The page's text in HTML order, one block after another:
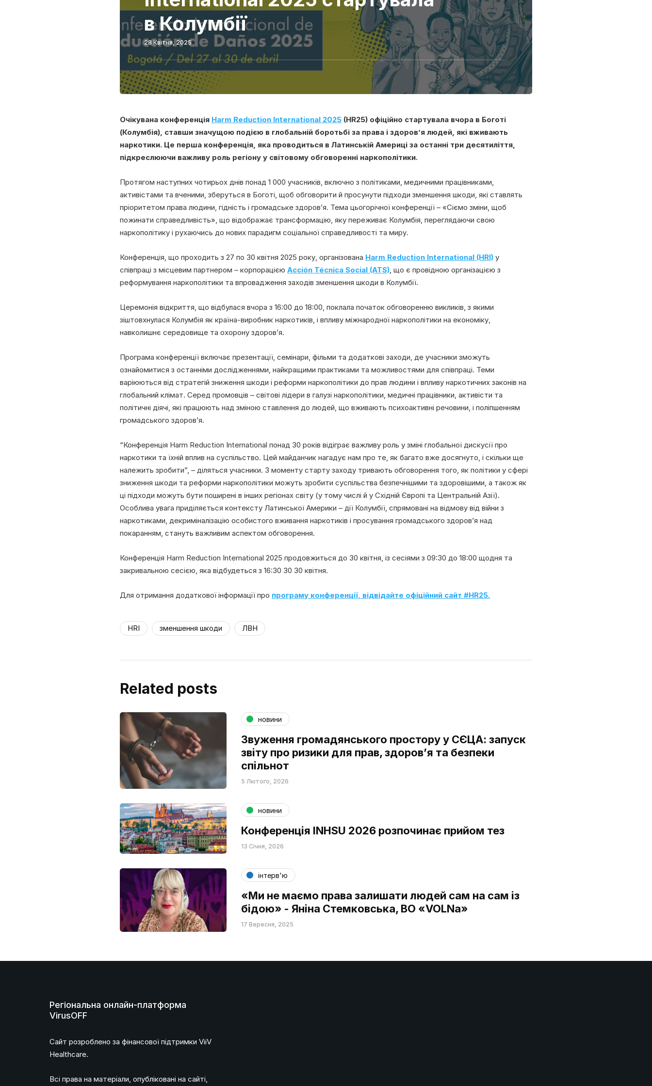
в Колумбії
28 Квітня, 2025
Очікувана конференція Harm Reduction International 2025 (HR25) офіційно стартувала вчора в Боготі
(Колумбія), ставши значущою подією в глобальній боротьбі за права і здоров’я людей, які вживають
наркотики. Це перша конференція, яка проводиться в Латинській Америці за останні три десятиліття,
підкреслюючи важливу роль регіону у світовому обговоренні наркополітики.
Протягом наступних чотирьох днів понад 1 000 учасників, включно з політиками, медичними працівниками,
активістами та вченими, зберуться в Боготі, щоб обговорити й просунути підходи зменшення шкоди, які ставлять
пріоритетом права людини, гідність і громадське здоров’я. Тема цьогорічної конференції – «Сіємо зміни, щоб
пожинати справедливість», що відображає трансформацію, яку переживає Колумбія, переглядаючи свою
наркополітику і рухаючись до нових парадигм соціальної справедливості та миру.
Конференція, що проходить з 27 по 30 квітня 2025 року, організована Harm Reduction International (HRI) у
співпраці з місцевим партнером – корпорацією Acción Técnica Social (ATS), що є провідною організацією з
реформування наркополітики та впровадження заходів зменшення шкоди в Колумбії.
Церемонія відкриття, що відбулася вчора з 16:00 до 18:00, поклала початок обговоренню викликів, з якими
зіштовхнулася Колумбія як країна-виробник наркотиків, і впливу міжнародної наркополітики на економіку,
навколишнє середовище та охорону здоров’я.
Програма конференції включає презентації, семінари, фільми та додаткові заходи, де учасники зможуть
ознайомитися з останніми дослідженнями, найкращими практиками та можливостями для співпраці. Теми
варіюються від стратегій зниження шкоди і реформи наркополітики до прав людини і впливу наркотичних законів на
глобальний клімат. Серед промовців – світові лідери в галузі наркополітики, медичні працівники, активісти та
політичні діячі, які працюють над зміною ставлення до людей, що вживають психоактивні речовини, і поліпшенням
громадського здоров’я.
“Конференція Harm Reduction International понад 30 років відіграє важливу роль у зміні глобальної дискусії про
наркотики та їхній вплив на суспільство. Цей майданчик нагадує нам про те, як багато вже досягнуто, і скільки ще
належить зробити”, – діляться учасники. З моменту старту заходу тривають обговорення того, як політики у сфері
зниження шкоди та реформи наркополітики можуть зробити суспільства безпечнішими та здоровішими, а також як
ці підходи можуть бути поширені в інших регіонах світу (у тому числі й у Східній Європі та Центральній Азії).
Особлива увага приділяється контексту Латинської Америки – дії Колумбії, спрямовані на відмову від війни з
наркотиками, декриміналізацію особистого вживання наркотиків і просування громадського здоров’я над
покаранням, стануть важливим аспектом обговорення.
Конференція Harm Reduction International 2025 продовжиться до 30 квітня, із сесіями з 09:30 до 18:00 щодня та
закривальною сесією, яка відбудеться з 16:30 30 30 квітня.
Для отримання додаткової інформації про програму конференції, відвідайте офіційний сайт #HR25.
HRI зменшення шкоди ЛВН
Related posts
новини
Звуження громадянського простору у СЄЦА: запуск
звіту про ризики для прав, здоров’я та безпеки
спільнот
5 Лютого, 2026
новини
Конференція INHSU 2026 розпочинає прийом тез
13 Січня, 2026
інтерв'ю
«Ми не маємо права залишати людей сам на сам із
бідою» - Яніна Стемковська, ВО «VOLNa»
17 Вересня, 2025
Регіональна онлайн-платформа
VirusOFF
Сайт розроблено за фінансової підтримки ViiV
Healthcare.
Всі права на матеріали, опубліковані на сайті,